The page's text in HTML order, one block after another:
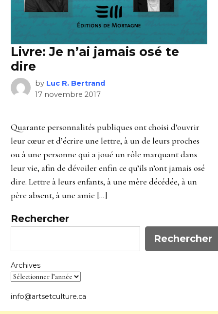
Livre: Je n’ai jamais osé te
dire
by Luc R. Bertrand
17 novembre 2017
Quarante personnalités publiques ont choisi d’ouvrir
leur cœur et d’écrire une lettre, à un de leurs proches
ou à une personne qui a joué un rôle marquant dans
leur vie, afin de dévoiler enfin ce qu’ils n’ont jamais osé
dire. Lettre à leurs enfants, à une mère décédée, à un
père absent, à une amie […]
Rechercher
Rechercher
Archives
info@artsetculture.ca